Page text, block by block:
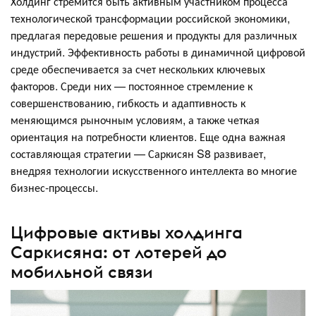
технологической трансформации российской экономики,
предлагая передовые решения и продукты для различных
индустрий. Эффективность работы в динамичной цифровой
среде обеспечивается за счет нескольких ключевых
факторов. Среди них — постоянное стремление к
совершенствованию, гибкость и адаптивность к
меняющимся рыночным условиям, а также четкая
ориентация на потребности клиентов. Еще одна важная
составляющая стратегии — Саркисян S8 развивает,
внедряя технологии искусственного интеллекта во многие
бизнес-процессы.
Цифровые активы холдинга
Саркисяна: от лотерей до
мобильной связи